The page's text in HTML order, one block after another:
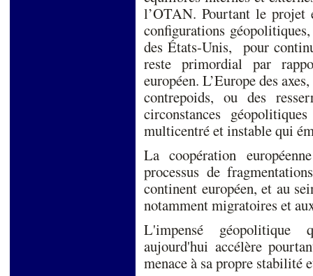
l’OTAN. Pourtant le projet
configurations
des États-Unis, pour
reste primordial par
européen. L’Europe des
contrepoids, ou des
circonstances
multicentré et instable qui
La coopération
processus de
continent européen, et au
notamment migratoires et
L'impensé géopolitique
aujourd'hui accélère
menace à sa propre